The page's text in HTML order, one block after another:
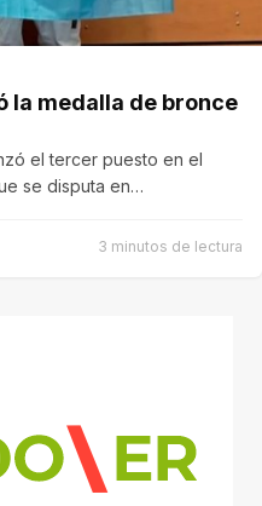
la medalla de bronce
el tercer puesto en el
se disputa en…
3 minutos de lectura